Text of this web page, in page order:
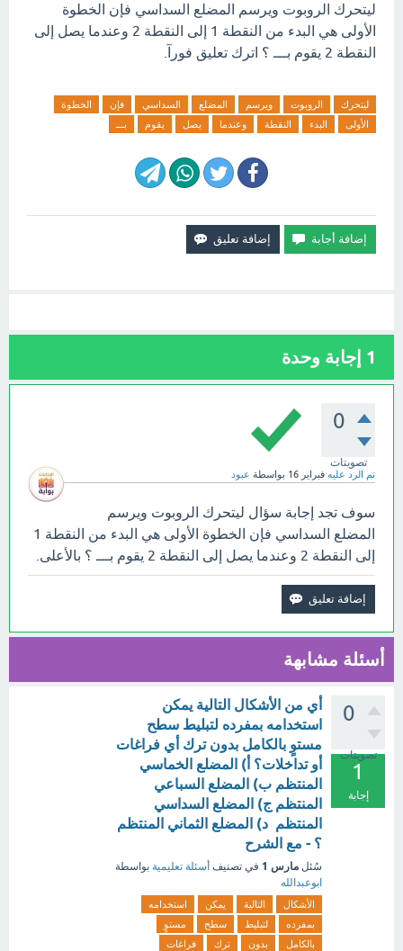
ليتحرك الروبوت ويرسم المضلع السداسي فإن الخطوة
الأولى هي البدء من النقطة 1 إلى النقطة 2 وعندما يصل إلى
النقطة 2 يقوم بـــ ؟ اترك تعليق فورآ.
ليتحرك الروبوت ويرسم المضلع السداسي فإن
الخطوة
الأولى
البدء النقطة وعندما يصل يقوم بـــ
1 إجابة وحدة
0
تصويتات
تم الرد عليه فبراير 16 بواسطة عبود
سوف تجد إجابة سؤال ليتحرك الروبوت ويرسم
المضلع السداسي فإن الخطوة الأولى هي البدء من النقطة 1
إلى النقطة 2 وعندما يصل إلى النقطة 2 يقوم بـــ ؟ بالأعلى.
أسئلة مشابهة
0
تصويتات
1
إجابة
أي من الأشكال التالية يمكن
استخدامه بمفرده لتبليط سطح
مستوٍ بالكامل بدون ترك أي فراغات
أو تداخلات؟ أ) المضلع الخماسي
المنتظم ب) المضلع السباعي
المنتظم ج) المضلع السداسي
المنتظم د) المضلع الثماني المنتظم
؟ - مع الشرح
سُئل مارس 1 في تصنيف أسئلة تعليمية بواسطة
ابوعبدالله
الأشكال التالية يمكن
استخدامه
بمفرده
لتبليط سطح
مستوٍ
بالكامل
بدون ترك فراغات